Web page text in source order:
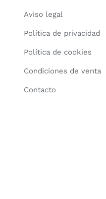
Aviso legal
Política de privacidad
Política de cookies
Condiciones de venta
Contacto